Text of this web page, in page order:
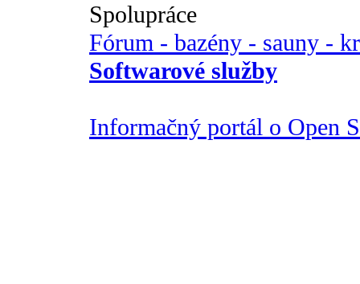
Spolupráce
Fórum - bazény - sauny -
Softwarové služby
Informačný portál o Open